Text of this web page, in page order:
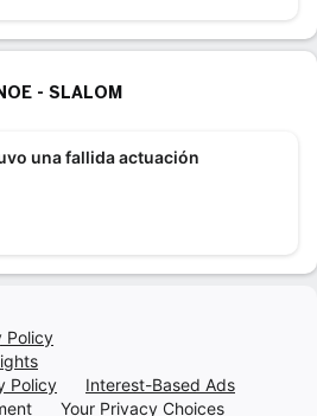
- SLALOM
una fallida actuación
Policy
Policy
Interest-Based Ads
Your Privacy Choices